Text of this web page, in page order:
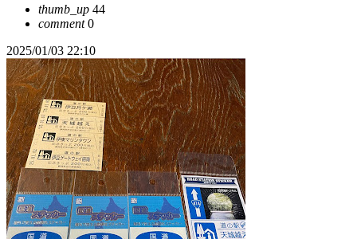
thumb_up 44
comment0
2025/01/03 22:10